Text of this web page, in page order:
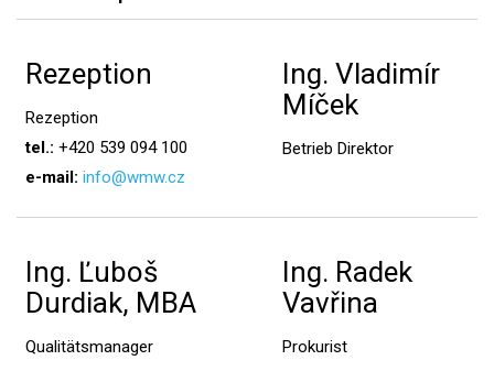
Rezeption
Rezeption
tel.: +420 539 094 100
e-mail: info@wmw.cz
Ing. Vladimír
Míček
Betrieb Direktor
Ing. Ľuboš
Durdiak, MBA
Qualitätsmanager
Ing. Radek
Vavřina
Prokurist